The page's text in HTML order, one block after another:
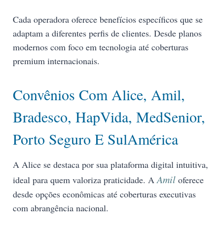
Cada operadora oferece benefícios específicos que se
adaptam a diferentes perfis de clientes. Desde planos
modernos com foco em tecnologia até coberturas
premium internacionais.
Convênios Com Alice, Amil,
Bradesco, HapVida, MedSenior,
Porto Seguro E SulAmérica
A Alice se destaca por sua plataforma digital intuitiva,
ideal para quem valoriza praticidade. AAmil oferece
desde opções econômicas até coberturas executivas
com abrangência nacional.